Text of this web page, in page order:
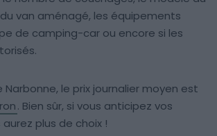
van aménagé, les équipements
de camping-car ou encore si les
Narbonne, le prix journalier moyen est
. Bien sûr, si vous anticipez vos
plus de choix !